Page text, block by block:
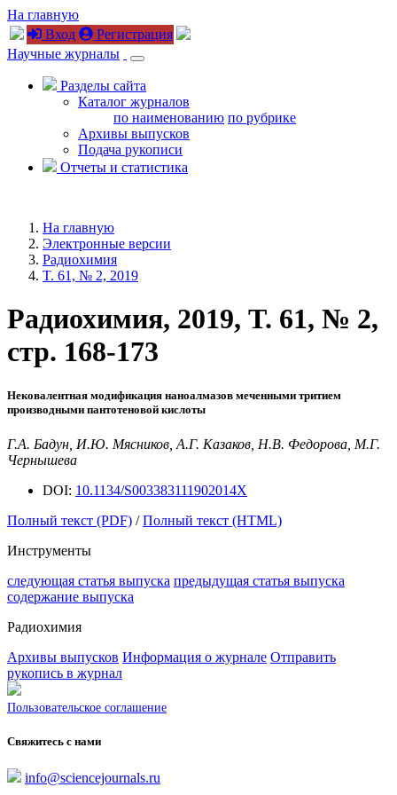
На главную
Вход
Регистрация
Научные журналы
Разделы сайта
Каталог журналов
по наименованию по рубрике
Архивы выпусков
Подача рукописи
Отчеты и статистика
На главную
Электронные версии
Радиохимия
T. 61, № 2, 2019
Радиохимия, 2019, T. 61, № 2,
стр. 168-173
Нековалентная модификация наноалмазов меченными тритием
производными пантотеновой кислоты
Г.А. Бадун, И.Ю. Мясников, А.Г. Казаков, Н.В. Федорова, М.Г.
Чернышева
DOI: 10.1134/S003383111902014X
Полный текст (PDF) /Полный текст (HTML)
Инструменты
следующая статья выпуска предыдущая статья выпуска
содержание выпуска
Радиохимия
Архивы выпусков Информация о журнале Отправить
рукопись в журнал
Пользовательское соглашение
Свяжитесь с нами
info@sciencejournals.ru